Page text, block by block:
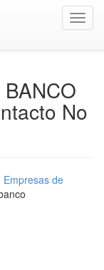
No
Empresas de